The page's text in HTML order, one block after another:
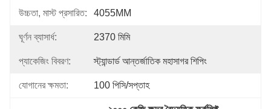
উচ্চতা, মাস্ট প্রসারিত: 4055MM
ঘূর্ণন ব্যাসার্ধ: 2370 মিমি
প্যাকেজিং বিবরণ: স্ট্যান্ডার্ড আন্তর্জাতিক মহাসাগর শিপিং
যোগানের ক্ষমতা: 100 পিসি/সপ্তাহ